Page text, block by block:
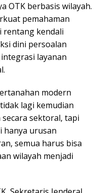
OTK berbasis wilayah.
pemahaman
rentang kendali
dini persoalan
layanan
modern
lagi kemudian
sektoral, tapi
hanya urusan
semua harus bisa
wilayah menjadi